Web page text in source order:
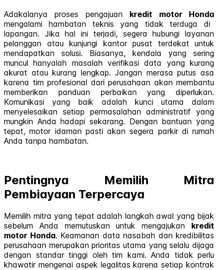
Adakalanya proses pengajuan kredit motor Honda
mengalami hambatan teknis yang tidak terduga di
lapangan. Jika hal ini terjadi, segera hubungi layanan
pelanggan atau kunjungi kantor pusat terdekat untuk
mendapatkan solusi. Biasanya, kendala yang sering
muncul hanyalah masalah verifikasi data yang kurang
akurat atau kurang lengkap. Jangan merasa putus asa
karena tim profesional dari perusahaan akan membantu
memberikan panduan perbaikan yang diperlukan.
Komunikasi yang baik adalah kunci utama dalam
menyelesaikan setiap permasalahan administratif yang
mungkin Anda hadapi sekarang. Dengan bantuan yang
tepat, motor idaman pasti akan segera parkir di rumah
Anda tanpa hambatan.
Pentingnya Memilih Mitra
Pembiayaan Terpercaya
Memilih mitra yang tepat adalah langkah awal yang bijak
sebelum Anda memutuskan untuk mengajukan kredit
motor Honda. Keamanan data nasabah dan kredibilitas
perusahaan merupakan prioritas utama yang selalu dijaga
dengan standar tinggi oleh tim kami. Anda tidak perlu
khawatir mengenai aspek legalitas karena setiap kontrak